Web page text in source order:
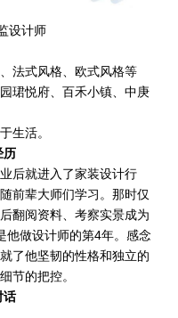
设计师
法式风格、欧式风格等
悦府、百禾小镇、中庚
生活。
后就进入了家装设计行
前辈大师们学习。那时仅
翻阅资料、考察实景成为
他做设计师的第4年。感念
了他坚韧的性格和独立的
节的把控。